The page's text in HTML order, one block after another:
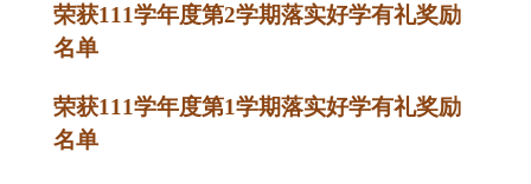
荣获111学年度第2学期落实好学有礼奖励
名单
荣获111学年度第1学期落实好学有礼奖励
名单